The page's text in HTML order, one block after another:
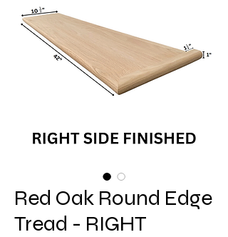
Red Oak Round Edge
Tread - RIGHT